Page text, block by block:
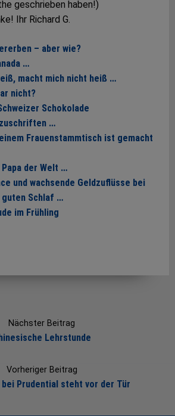
geschrieben haben!)
Ihr Richard G.
– aber wie?
…
macht mich nicht heiß …
nicht?
Schokolade
…
Frauenstammtisch ist gemacht
der Welt …
und wachsende Geldzuflüsse bei
Schlaf …
im Frühling
Nächster Beitrag
Lehrstunde
Vorheriger Beitrag
Prudential steht vor der Tür